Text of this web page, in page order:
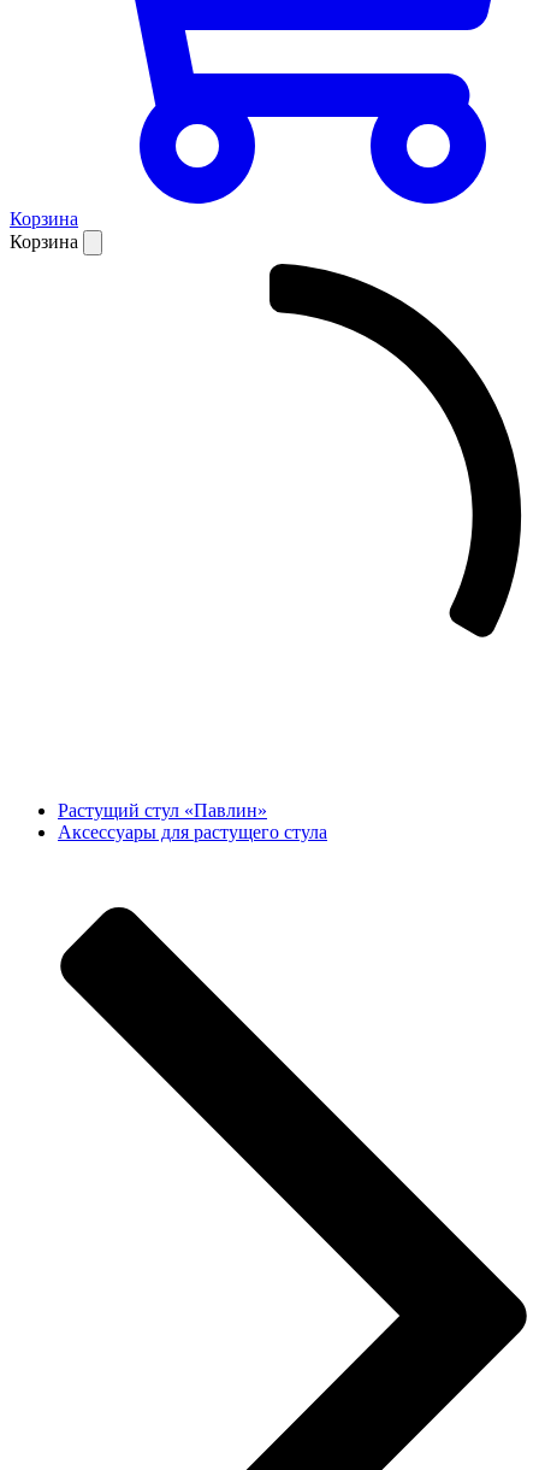
Корзина
Корзина
Растущий стул «Павлин»
Аксессуары для растущего стула